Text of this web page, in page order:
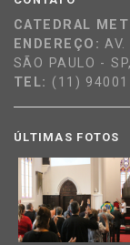
CATEDRAL
ENDEREÇO:
SÃO PAULO -
TEL: (11)
ÚLTIMAS FOTOS